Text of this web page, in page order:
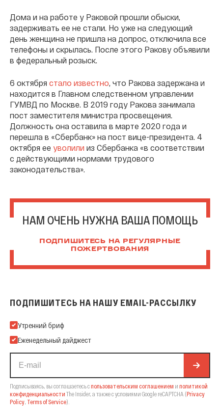
Дома и на работе у Раковой прошли обыски,
задерживать ее не стали. Но уже на следующий
день женщина не пришла на допрос, отключила все
телефоны и скрылась. После этого Ракову объявили
в федеральный розыск.
6 октября стало известно, что Ракова задержана и
находится в Главном следственном управлении
ГУМВД по Москве. В 2019 году Ракова занимала
пост заместителя министра просвещения.
Должность она оставила в марте 2020 года и
перешла в «Сбербанк» на пост вице-президента. 4
октября ее уволили из Сбербанка «в соответствии
с действующими нормами трудового
законодательства».
НАМ ОЧЕНЬ НУЖНА ВАША ПОМОЩЬ
ПОДПИШИТЕСЬ НА РЕГУЛЯРНЫЕ
ПОЖЕРТВОВАНИЯ
ПОДПИШИТЕСЬ НА НАШУ EMAIL-РАССЫЛКУ
Подпишитесь на нашу Email-рассылку
Утренний бриф
Еженедельный дайджест
Подписываясь, вы соглашаетесь спользовательским соглашением и политикой
конфиденциальности The Insider, а также с условиями Google reCAPTCHA (Privacy
Policy, Terms of Service).